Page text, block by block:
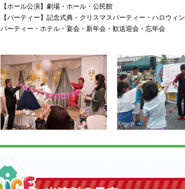
【ホール公演】劇場・ホール・公民館
【パーティー】記念式典・クリスマスパーティー・ハロウィン
パーティー・ホテル・宴会・新年会・歓送迎会・忘年会